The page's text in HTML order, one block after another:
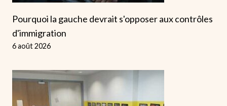
Pourquoi la gauche devrait s'opposer aux contrôles
d'immigration
6 août 2026